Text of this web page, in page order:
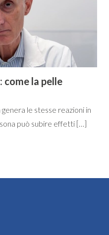
la pelle
genera le stesse reazioni in
può subire effetti […]